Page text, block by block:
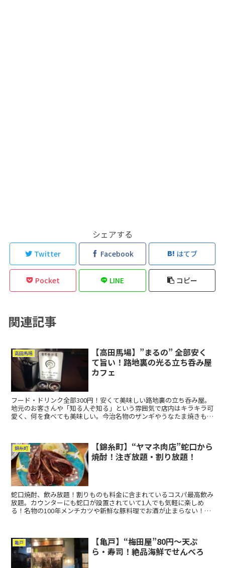
シェアする
Twitter Facebook はてブ
Pocket LINE コピー
関連記事
高田馬場
【高田馬場】”まるの” 全部安く
て旨い！路地裏の光る立ち呑み屋
カフェ
フード・ドリンク全部300円！安くて美味しい路地裏の立ち呑み屋。
地元のお客さんや「知る人ぞ知る」という雰囲気で店内はキラキラ可
愛く、何を食べても美味しい。今治名物のザンギやうなたま焼きも
錦糸町
【錦糸町】“ヤマネ肉店”蛇口から
焼酎！注ぎ放題・割り放題！
蛇口焼酎、飲み放題！割りものも料金に含まれているコスパ最高飲み
放題。カウンターにも蛇口が設置されていて1人でも気軽に楽しめ
る！名物の100年メンチカツや新鮮な豚料理でお酒が止まらない！好
亀戸
【亀戸】“梅田屋”80円〜天ぷ
ら・寿司！絶品海鮮でせんべろ